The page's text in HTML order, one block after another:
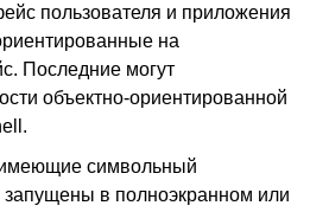
пользователя и приложения
на
Последние могут
объектно-ориентированной
символьный
запущены в полноэкранном или